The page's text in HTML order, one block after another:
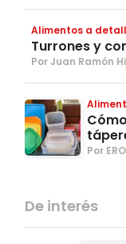
Alimentos a
Turrones y
Por Juan Ramón
Por
De interés